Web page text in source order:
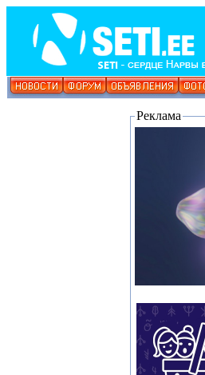
Реклама